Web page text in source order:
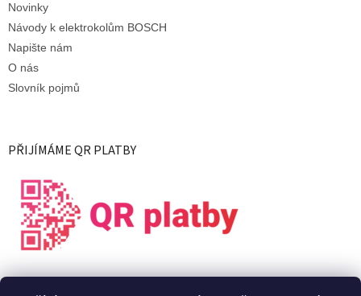
Novinky
Návody k elektrokolům BOSCH
Napište nám
O nás
Slovník pojmů
PŘIJÍMÁME QR PLATBY